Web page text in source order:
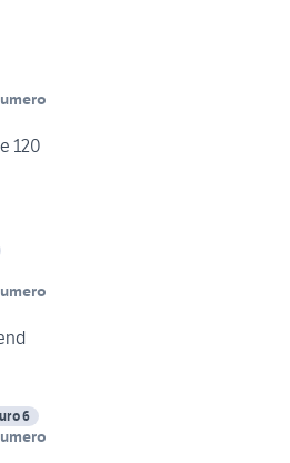
120
6